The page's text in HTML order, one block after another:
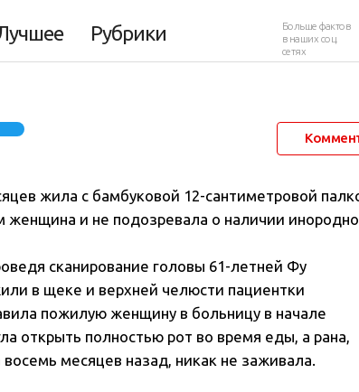
Рубрики
Больше фактов
в наших соц.
сетях
жила с бамбуковой 12-сантиметровой
женщина и не подозревала о наличии
сканирование головы 61-летней Фу
в щеке и верхней челюсти пациентки
пожилую женщину в больницу в начале
открыть полностью рот во время еды, а рана,
месяцев назад, никак не заживала.